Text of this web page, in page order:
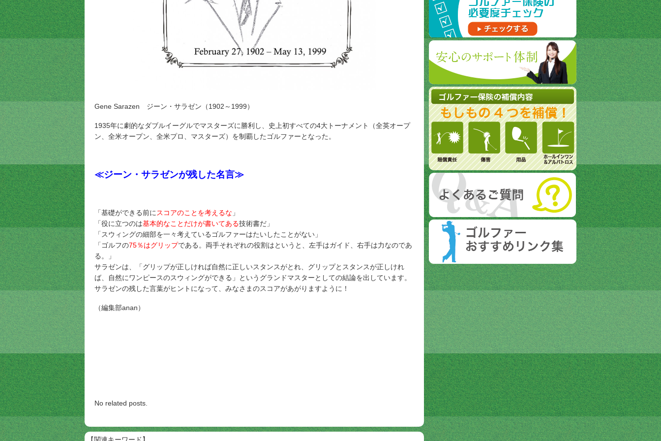
Gene Sarazen ジーン・サラゼン（1902～1999）
1935年に劇的なダブルイーグルでマスターズに勝利し、史上初すべての4大トーナメント（全英オープ
ン、全米オープン、全米プロ、マスターズ）を制覇したゴルファーとなった。
≪ジーン・サラゼンが残した名言≫
「基礎ができる前に スコアのことを考えるな 」
「役に立つのは基本的なことだけが書いてある技術書だ」
「スウィングの細部を一々考えているゴルファーはたいしたことがない」
「ゴルフの75％はグリップである。両手それぞれの役割はというと、左手はガイド、右手は力なのであ
る。」
サラゼンは、「グリップが正しければ自然に正しいスタンスがとれ、グリップとスタンスが正しけれ
ば、自然にワンピースのスウィングができる」というグランドマスターとしての結論を出しています。
サラゼンの残した言葉がヒントになって、みなさまのスコアがあがりますように！
（編集部anan）
No related posts.
【関連キーワード】